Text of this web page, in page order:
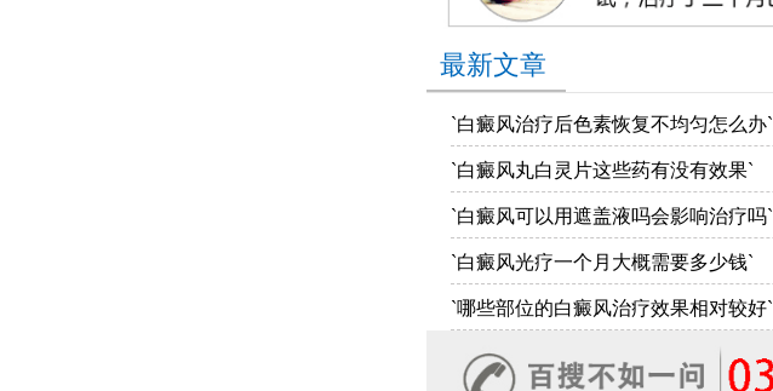
最新文章
`白癜风治疗后色素恢复不均匀怎么办`
`白癜风丸白灵片这些药有没有效果`
`白癜风可以用遮盖液吗会影响治疗吗`
`白癜风光疗一个月大概需要多少钱`
`哪些部位的白癜风治疗效果相对较好`